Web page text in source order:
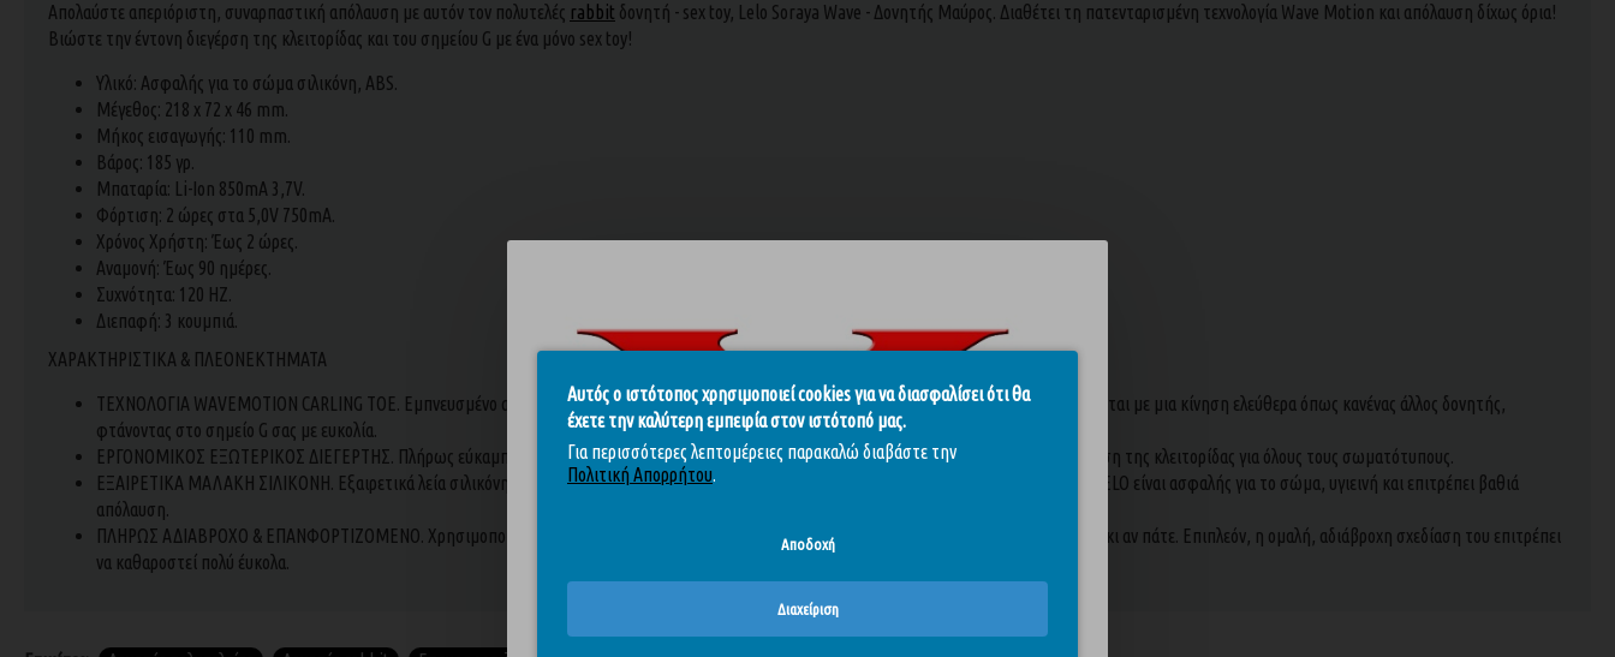
Αυτός ο ιστότοπος χρησιμοποιεί cookies για να διασφαλίσει ότι θα
έχετε την καλύτερη εμπειρία στον ιστότοπό μας.
Για περισσότερες λεπτομέρειες παρακαλώ διαβάστε την
Πολιτική Απορρήτου
Αποδοχή
Διαχείριση
Απολαύστε απεριόριστη, συναρπαστική απόλαυση με αυτόν τον πολυτελές rabbit δονητή - sex toy, Lelo Soraya Wave - Δονητής Μαύρος. Διαθέτει τη πατενταρισμένη τεχνολογία Wave Motion και απόλαυση δίχως όρια!
Βιώστε την έντονη διεγέρση της κλειτορίδας και του σημείου G με ένα μόνο sex toy!
Υλικό: Ασφαλής για το σώμα σιλικόνη, ABS.
Μέγεθος: 218 x 72 x 46 mm.
Μήκος εισαγωγής: 110 mm.
Βάρος: 185 γρ.
Μπαταρία: Li-Ion 850mA 3,7V.
Φόρτιση: 2 ώρες στα 5,0V 750mA.
Χρόνος Χρήστη: Έως 2 ώρες.
Αναμονή: Έως 90 ημέρες.
Συχνότητα: 120 HZ.
Διεπαφή: 3 κουμπιά.
ΧΑΡΑΚΤΗΡΙΣΤΙΚΑ & ΠΛΕΟΝΕΚΤΗΜΑΤΑ
ΤΕΧΝΟΛΟΓΙΑ WAVEMOTION CARLING TOE. Εμπνευσμένο από το χάδι των δακτύλων ενός εραστή, η σμιλεμένη άκρη του SORAYA WAVE εκτοξεύεται με μια κίνηση ελεύθερα όπως κανένας άλλος δονητής,
φτάνοντας στο σημείο G σας με ευκολία.
ΕΡΓΟΝΟΜΙΚΟΣ ΕΞΩΤΕΡΙΚΟΣ ΔΙΕΓΕΡΤΗΣ. Πλήρως εύκαμπτος εξωτερικός βραχίονας με εξαιρετικά ισχυρούς κραδασμούς που προσφέρει διέγερση της κλειτορίδας για όλους τους σωματότυπους.
ΕΞΑΙΡΕΤΙΚΑ ΜΑΛΑΚΗ ΣΙΛΙΚΟΝΗ. Εξαιρετικά λεία σιλικόνη premium που είναι εξαιρετικά απαλή στην αφή. Η κλασική σχεδίαση σιλικόνης της LELO είναι ασφαλής για το σώμα, υγιεινή και επιτρέπει βαθιά
απόλαυση.
ΠΛΗΡΩΣ ΑΔΙΑΒΡΟΧΟ & ΕΠΑΝΦΟΡΤΙΖΟΜΕΝΟ. Χρησιμοποιώντας το παρεχόμενο καλώδιο φόρτισης USB, το SORAYA WAVE μπορεί να πάει όπου κι αν πάτε. Επιπλεόν, η ομαλή, αδιάβροχη σχεδίαση του επιτρέπει
να καθαροστεί πολύ έυκολα.